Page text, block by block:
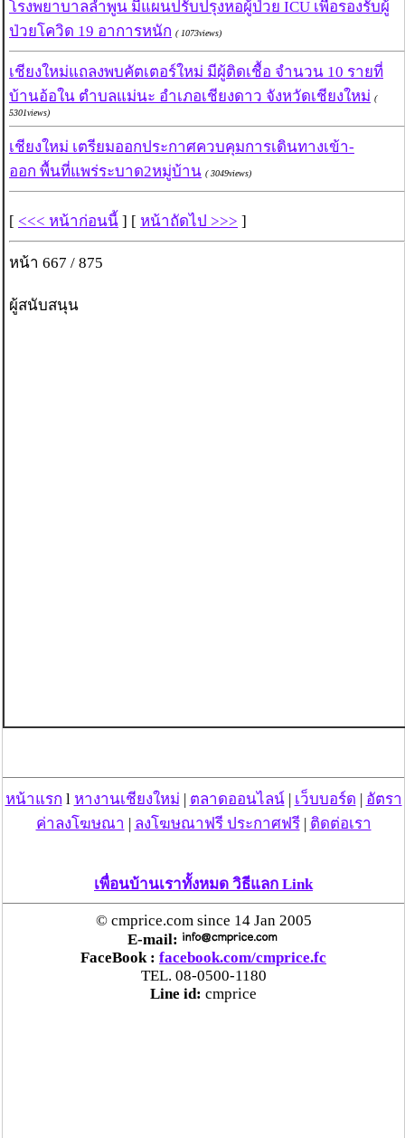
โรงพยาบาลลำพูน มีแผนปรับปรุงหอผู้ป่วย ICU เพื่อรองรับผู้
ป่วยโควิด 19 อาการหนัก ( 1073views)
เชียงใหม่แถลงพบคัตเตอร์ใหม่ มีผู้ติดเชื้อ จำนวน 10 รายที่
บ้านอ้อใน ตำบลแม่นะ อำเภอเชียงดาว จังหวัดเชียงใหม่ (
5301views)
เชียงใหม่ เตรียมออกประกาศควบคุมการเดินทางเข้า-
ออก พื้นที่แพร่ระบาด2หมู่บ้าน ( 3049views)
[ <<< หน้าก่อนนี้ ] [ หน้าถัดไป >>> ]
หน้า 667 / 875
ผู้สนับสนุน
หน้าแรก l หางานเชียงใหม่ | ตลาดออนไลน์| เว็บบอร์ด | อัตรา
ค่าลงโฆษณา | ลงโฆษณาฟรี ประกาศฟรี| ติดต่อเรา
เพื่อนบ้านเราทั้งหมด วิธีแลก Link
© cmprice.com since 14 Jan 2005
E-mail:
FaceBook : facebook.com/cmprice.fc
TEL. 08-0500-1180
Line id: cmprice